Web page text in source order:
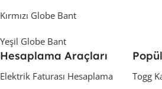
Kırmızı Globe Bant
Yeşil Globe Bant
Hesaplama Araçları
Elektrik Faturası Hesaplama
Togg